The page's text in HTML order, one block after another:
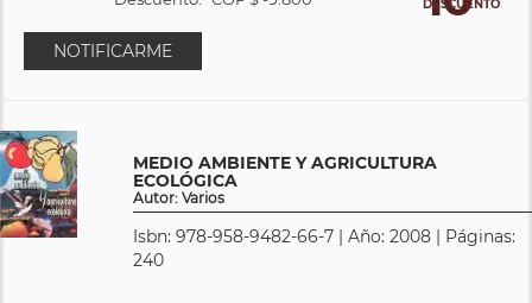
DESCUENTO
NOTIFICARME
MEDIO AMBIENTE Y AGRICULTURA
ECOLÓGICA
Autor: Varios
Isbn: 978-958-9482-66-7 | Año: 2008 | Páginas:
240